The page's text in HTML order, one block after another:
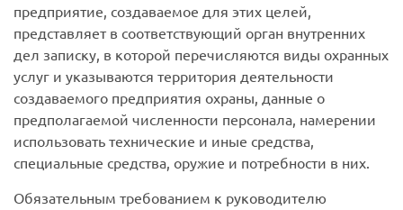
предприятие, создаваемое для этих целей,
представляет в соответствующий орган внутренних
дел записку, в которой перечисляются виды охранных
услуг и указываются территория деятельности
создаваемого предприятия охраны, данные о
предполагаемой численности персонала, намерении
использовать технические и иные средства,
специальные средства, оружие и потребности в них.
Обязательным требованием к руководителю